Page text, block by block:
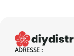
neuf et dans son
le montant de votre
ADRESSE :